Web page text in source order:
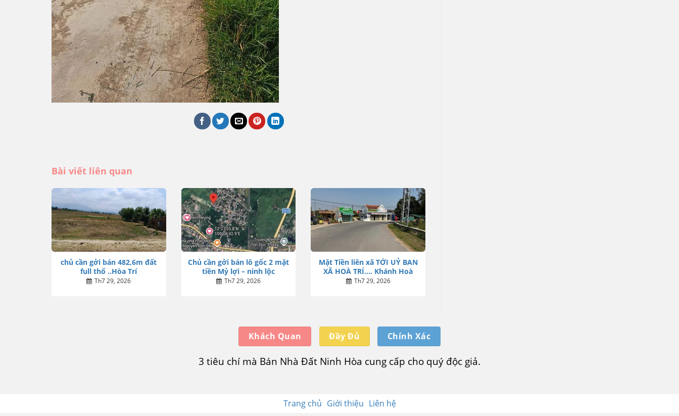
Bài viết liên quan
chủ cần gởi bán 482,6m đất
full thổ ..Hòa Trí
Th7 29, 2026
Chủ cần gởi bán lô gốc 2 mặt
tiền Mỷ lợi – ninh lộc
Th7 29, 2026
Mặt Tiền liên xã TỚI UỶ BAN
XÃ HOÀ TRÍ…. Khánh Hoà
Th7 29, 2026
Khách Quan Đầy Đủ Chính Xác
3 tiêu chí mà Bán Nhà Đất Ninh Hòa cung cấp cho quý độc giả.
Trang chủ Giới thiệu Liên hệ